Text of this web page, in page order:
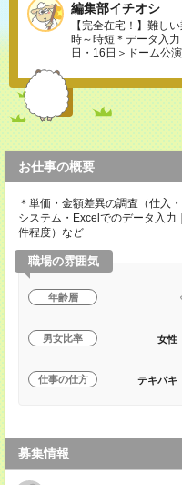
編集部イチオシ
【完全在宅！】難し
時～時短＊データ入
日・16日＞ドーム公
お仕事の概要
＊単価・金額差異の調査（仕入
システム・Excelでのデータ入
件程度）など
職場の雰囲気
年齢層
男女比率 女性
仕事の仕方 テキパキ
募集情報